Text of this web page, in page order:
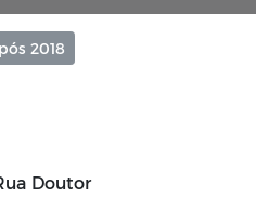
2018
Doutor